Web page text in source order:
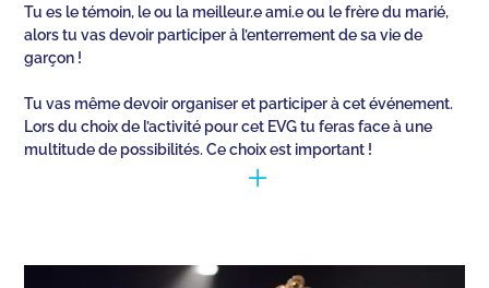
Tu es le témoin, le ou la meilleur.e ami.e ou le frère du marié,
alors tu vas devoir participer à l’enterrement de sa vie de
garçon !
Tu vas même devoir organiser et participer à cet événement.
Lors du choix de l’activité pour cet EVG tu feras face à une
multitude de possibilités. Ce choix est important !
s’amuse lors de cet événement unique. Quiz Room